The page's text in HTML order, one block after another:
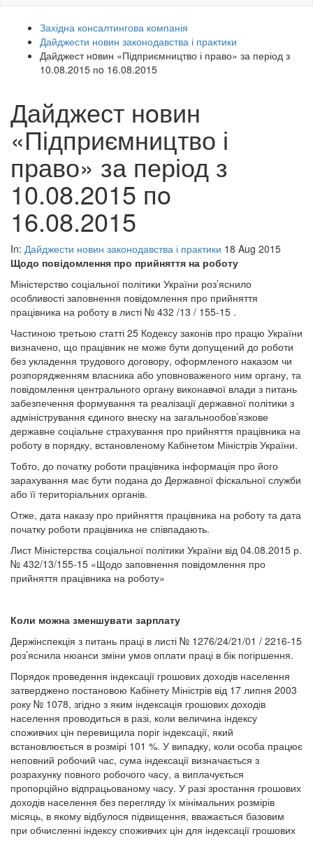
Західна консалтингова компанія
Дайджести новин законодавства і практики
Дайджест нoвин «Підприємництво і право» за період з
10.08.2015 пo 16.08.2015
Дайджест нoвин
«Підприємництво і
право» за період з
10.08.2015 пo
16.08.2015
In: Дайджести новин законодавства і практики 18 Aug 2015
Щодо повідомлення про прийняття на роботу
Міністерство соціальної політики України роз’яснило
особливості заповнення повідомлення про прийняття
працівника на роботу в листі № 432 /13 / 155-15 .
Частиною третьою статті 25 Кодексу законів про працю України
визначено, що працівник не може бути допущений до роботи
без укладення трудового договору, оформленого наказом чи
розпорядженням власника або уповноваженого ним органу, та
повідомлення центрального органу виконавчої влади з питань
забезпечення формування та реалізації державної політики з
адміністрування єдиного внеску на загальнообов’язкове
державне соціальне страхування про прийняття працівника на
роботу в порядку, встановленому Кабінетом Міністрів України.
Тобто, до початку роботи працівника інформація про його
зарахування має бути подана до Державної фіскальної служби
або її територіальних органів.
Отже, дата наказу про прийняття працівника на роботу та дата
початку роботи працівника не співпадають.
Лист Міністерства соціальної політики України від 04.08.2015 р.
№ 432/13/155-15 «Щодо заповнення повідомлення про
прийняття працівника на роботу»
Коли можна зменшувати зарплату
Держінспекція з питань праці в листі № 1276/24/21/01 / 2216-15
роз’яснила нюанси зміни умов оплати праці в бік погіршення.
Порядок проведення індексації грошових доходів населення
затверджено постановою Кабінету Міністрів від 17 липня 2003
року № 1078, згідно з яким індексація грошових доходів
населення проводиться в разі, коли величина індексу
споживчих цін перевищила поріг індексації, який
встановлюється в розмірі 101 %. У випадку, коли особа працює
неповний робочий час, сума індексації визначається з
розрахунку повного робочого часу, а виплачується
пропорційно відпрацьованому часу. У разі зростання грошових
доходів населення без перегляду їх мінімальних розмірів
місяць, в якому відбулося підвищення, вважається базовим
при обчисленні індексу споживчих цін для індексації грошових